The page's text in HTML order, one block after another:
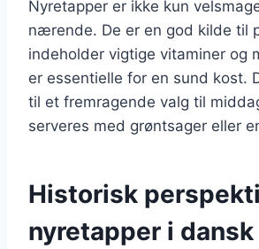
Nyretapper er ikke kun
nærende. De er en god kilde til
indeholder vigtige vitaminer og
er essentielle for en sund kost.
til et fremragende valg til
serveres med grøntsager eller
Historisk
nyretapper i dansk